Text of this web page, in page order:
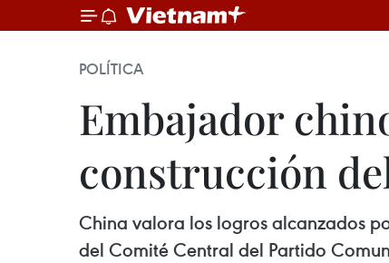
POLÍTICA
Embajador
construcción
China valora los logros alcanzados
del Comité Central del Partido